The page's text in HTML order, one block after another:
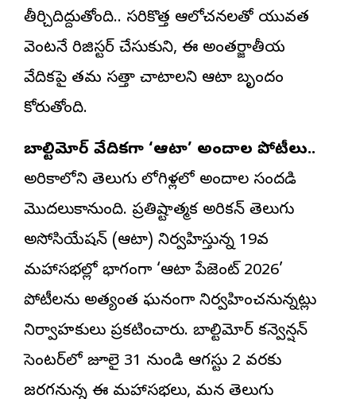
తీర్చిదిద్దుతోంది.. సరికొత్త ఆలోచనలతో యువత
వెంటనే రిజిస్టర్ చేసుకుని, ఈ అంతర్జాతీయ
వేదికపై తమ సత్తా చాటాలని ఆటా బృందం
కోరుతోంది.
బాల్టిమోర్ వేదికగా ‘ఆటా’ అందాల పోటీలు..
అమెరికాలోని తెలుగు లోగిళ్లలో అందాల సందడి
మొదలుకానుంది. ప్రతిష్టాత్మక అమెరికన్ తెలుగు
అసోసియేషన్ (ఆటా) నిర్వహిస్తున్న 19వ
మహాసభల్లో భాగంగా ‘ఆటా పేజెంట్ 2026’
పోటీలను అత్యంత ఘనంగా నిర్వహించనున్నట్లు
నిర్వాహకులు ప్రకటించారు. బాల్టిమోర్ కన్వెన్షన్
సెంటర్‌లో జూలై 31 నుండి ఆగస్టు 2 వరకు
జరగనున్న ఈ మహాసభలు, మన తెలుగు